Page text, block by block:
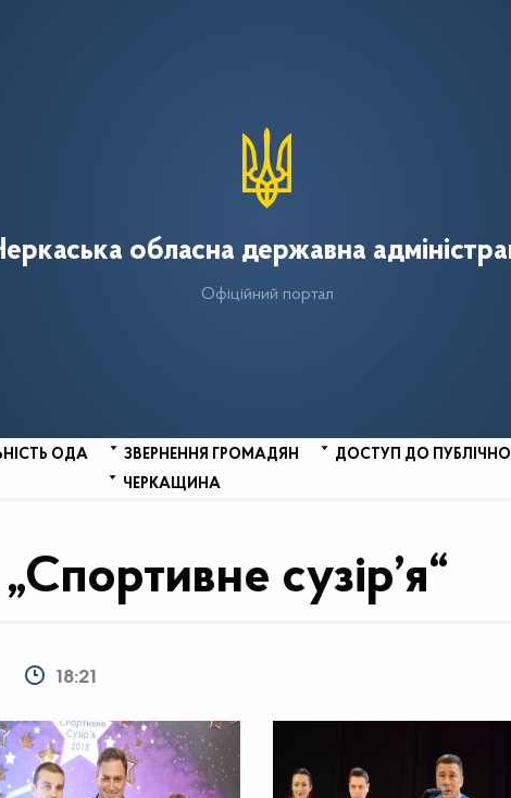
обласна державна
Офіційний портал
ОДА ЗВЕРНЕННЯ ГРОМАДЯН
ДОСТУП ДО
ЧЕРКАЩИНА
сузір’я“
18:21